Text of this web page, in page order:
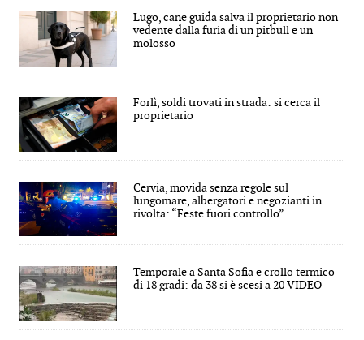
Lugo, cane guida salva il proprietario non
vedente dalla furia di un pitbull e un
molosso
Forlì, soldi trovati in strada: si cerca il
proprietario
Cervia, movida senza regole sul
lungomare, albergatori e negozianti in
rivolta: “Feste fuori controllo”
Temporale a Santa Sofia e crollo termico
di 18 gradi: da 38 si è scesi a 20 VIDEO